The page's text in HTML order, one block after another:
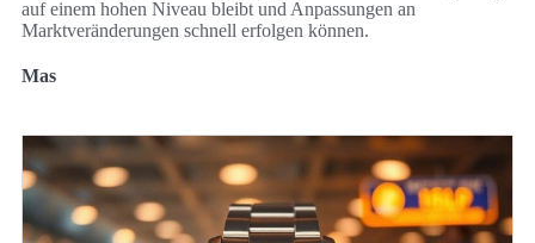
auf einem hohen Niveau bleibt und Anpassungen an
Marktveränderungen schnell erfolgen können.
Mas